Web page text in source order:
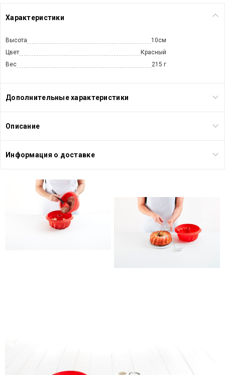
Характеристики
Высота
10см
Цвет
Красный
Вес
215 г
Дополнительные характеристики
Описание
Информация о доставке